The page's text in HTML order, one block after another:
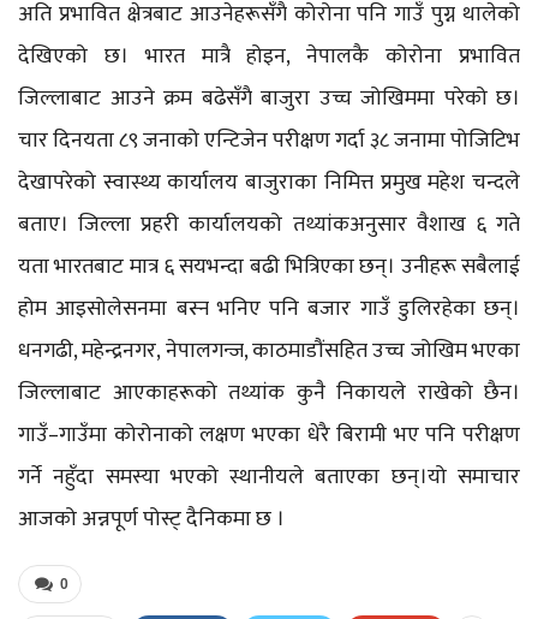
अति प्रभावित क्षेत्रबाट आउनेहरूसँगै कोरोना पनि गाउँ पुग्न थालेको
देखिएको छ। भारत मात्रै होइन, नेपालकै कोरोना प्रभावित
जिल्लाबाट आउने क्रम बढेसँगै बाजुरा उच्च जोखिममा परेको छ।
चार दिनयता ८९ जनाको एन्टिजेन परीक्षण गर्दा ३८ जनामा पोजिटिभ
देखापरेको स्वास्थ्य कार्यालय बाजुराका निमित्त प्रमुख महेश चन्दले
बताए। जिल्ला प्रहरी कार्यालयको तथ्यांकअनुसार वैशाख ६ गते
यता भारतबाट मात्र ६ सयभन्दा बढी भित्रिएका छन्। उनीहरू सबैलाई
होम आइसोलेसनमा बस्न भनिए पनि बजार गाउँ डुलिरहेका छन्।
धनगढी, महेन्द्रनगर, नेपालगन्ज, काठमाडौंसहित उच्च जोखिम भएका
जिल्लाबाट आएकाहरूको तथ्यांक कुनै निकायले राखेको छैन।
गाउँ–गाउँमा कोरोनाको लक्षण भएका धेरै बिरामी भए पनि परीक्षण
गर्ने नहुँदा समस्या भएको स्थानीयले बताएका छन्।यो समाचार
आजको अन्नपूर्ण पोस्ट् दैनिकमा छ ।
0